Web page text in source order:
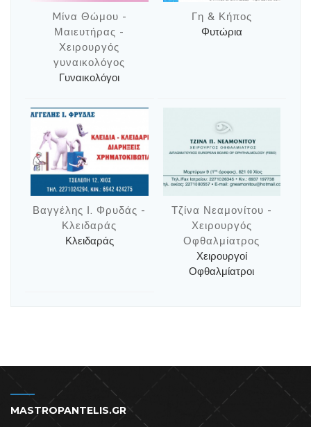
Mίνα Θώμου -
Μαιευτήρας -
Χειρουργός
γυναικολόγος
Γυναικολόγοι
Γη & Κήπος
Φυτώρια
Βαγγέλης Ι. Φρυδάς -
Κλειδαράς
Κλειδαράς
Τζίνα Νεαμονίτου -
Χειρουργός
Οφθαλμίατρος
Χειρουργοί
Οφθαλμίατροι
MASTROPANTELIS.GR